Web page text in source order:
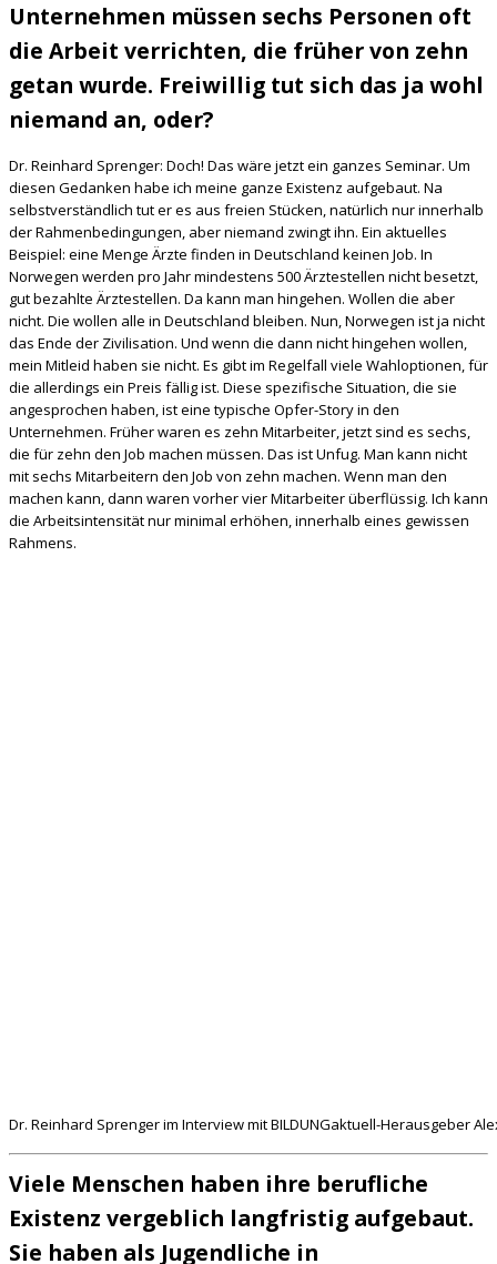
Unternehmen müssen sechs Personen oft
die Arbeit verrichten, die früher von zehn
getan wurde. Freiwillig tut sich das ja wohl
niemand an, oder?
Dr. Reinhard Sprenger: Doch! Das wäre jetzt ein ganzes Seminar. Um
diesen Gedanken habe ich meine ganze Existenz aufgebaut. Na
selbstverständlich tut er es aus freien Stücken, natürlich nur innerhalb
der Rahmenbedingungen, aber niemand zwingt ihn. Ein aktuelles
Beispiel: eine Menge Ärzte finden in Deutschland keinen Job. In
Norwegen werden pro Jahr mindestens 500 Ärztestellen nicht besetzt,
gut bezahlte Ärztestellen. Da kann man hingehen. Wollen die aber
nicht. Die wollen alle in Deutschland bleiben. Nun, Norwegen ist ja nicht
das Ende der Zivilisation. Und wenn die dann nicht hingehen wollen,
mein Mitleid haben sie nicht. Es gibt im Regelfall viele Wahloptionen, für
die allerdings ein Preis fällig ist. Diese spezifische Situation, die sie
angesprochen haben, ist eine typische Opfer-Story in den
Unternehmen. Früher waren es zehn Mitarbeiter, jetzt sind es sechs,
die für zehn den Job machen müssen. Das ist Unfug. Man kann nicht
mit sechs Mitarbeitern den Job von zehn machen. Wenn man den
machen kann, dann waren vorher vier Mitarbeiter überflüssig. Ich kann
die Arbeitsintensität nur minimal erhöhen, innerhalb eines gewissen
Rahmens.
Dr. Reinhard Sprenger im Interview mit BILDUNGaktuell-Herausgeber
Viele Menschen haben ihre berufliche
Existenz vergeblich langfristig aufgebaut.
Sie haben als Jugendliche in